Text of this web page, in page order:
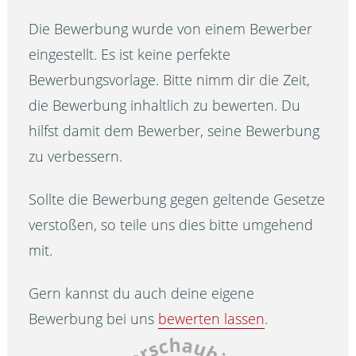
Die Bewerbung wurde von einem Bewerber
eingestellt. Es ist keine perfekte
Bewerbungsvorlage. Bitte nimm dir die Zeit,
die Bewerbung inhaltlich zu bewerten. Du
hilfst damit dem Bewerber, seine Bewerbung
zu verbessern.
Sollte die Bewerbung gegen geltende Gesetze
verstoßen, so teile uns dies bitte umgehend
mit.
Gern kannst du auch deine eigene
Bewerbung bei uns bewerten lassen.